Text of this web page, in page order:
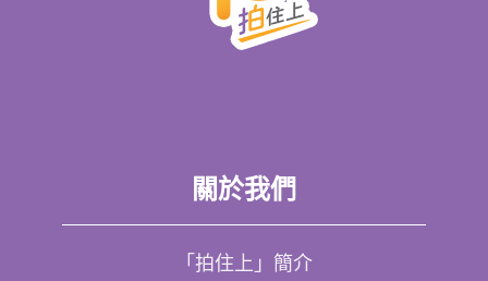
關於我們
「拍住上」簡介